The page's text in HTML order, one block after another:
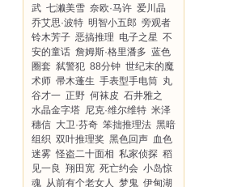
武 七濑美雪 奈欧·马许 爱川晶
乔艾思·波特 明智小五郎 旁观者
铃木芳子 恶搞推理 电子之星 不
安的童话 詹姆斯·格里潘多 蓝色
圈套 弑警犯 88分钟 世纪末的魔
术师 帚木蓬生 手表型手电筒 丸
谷才一 正野 何袜皮 石井雅之
水晶金字塔 尼克·维尔维特 米泽
穗信 大卫·芬奇 笨拙推理法 黑暗
组织 双叶推理奖 黑色回声 血色
迷雾 怪盗二十面相 私家侦探 稻
见一良 翔田宽 死亡约会 小岛惊
魂 从前有个老女人 梦鬼 伊甸湖